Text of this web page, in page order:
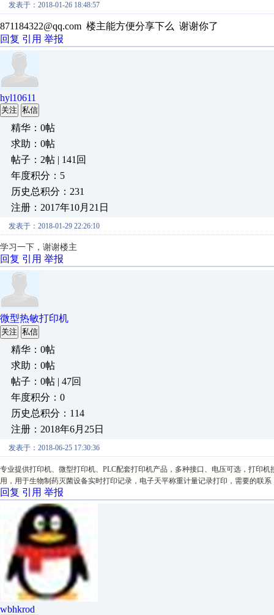
发表于：2018-01-26 18:48:57
871184322@qq.com 楼主能方便分享下么 谢谢你了
回复 引用 举报
hyl10611
关注 私信
精华：0帖
求助：0帖
帖子：2帖 | 141回
年度积分：5
历史总积分：231
注册：2017年10月21日
发表于：2018-01-29 22:26:10
学习一下，谢谢楼主
回复 引用 举报
微型热敏打印机
关注 私信
精华：0帖
求助：0帖
帖子：0帖 | 47回
年度积分：0
历史总积分：114
注册：2018年6月25日
发表于：2018-06-25 17:30:36
专业提供打印机、微型打印机、PLC配套打印机产品，多种接口、电压可选，打印
用，用于生物制药灭菌设备实时打印记录，电子天平称重计量记录打印，需要的联系
回复 引用 举报
wbhkrod